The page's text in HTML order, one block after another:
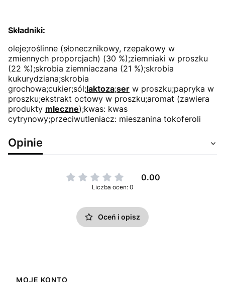
Składniki:
oleje;roślinne (słonecznikowy, rzepakowy w
zmiennych proporcjach) (30 %);ziemniaki w proszku
(22 %);skrobia ziemniaczana (21 %);skrobia
kukurydziana;skrobia
grochowa;cukier;sól;laktoza;ser w proszku;papryka w
proszku;ekstrakt octowy w proszku;aromat (zawiera
produkty mleczne);kwas: kwas
cytrynowy;przeciwutleniacz: mieszanina tokoferoli
Opinie
0.00
Liczba ocen: 0
Oceń i opisz
MOJE KONTO